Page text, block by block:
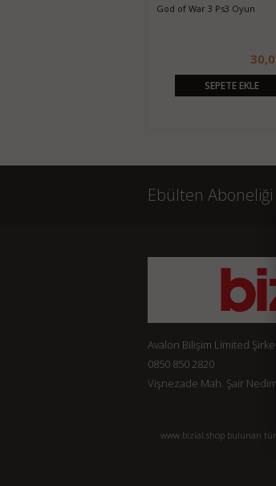
God of War 3 Ps3 Oyun
SEPETE EKLE
Ebülten Aboneliği
Avalon Bilişim Limited
0850 850 2820
Vişnezade Mah. Şair
www.bizial.shop bulunan